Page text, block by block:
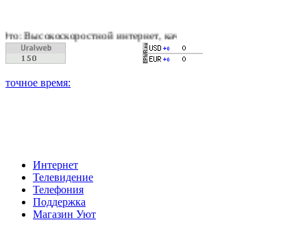
интернет, качественное цифровое и кабельное
Интернет
Телевидение
Телефония
Поддержка
Магазин Уют